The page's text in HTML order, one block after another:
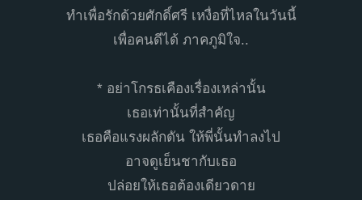
ทำเพื่อรักด้วยศักดิ์ศรี เหงื่อที่ไหลในวันนี้
เพื่อคนดีได้ ภาคภูมิใจ..
* อย่าโกรธเคืองเรื่องเหล่านั้น
เธอเท่านั้นที่สำคัญ
เธอคือแรงผลักดัน ให้พี่นั้นทำลงไป
อาจดูเย็นชากับเธอ
ปล่อยให้เธอต้องเดียวดาย